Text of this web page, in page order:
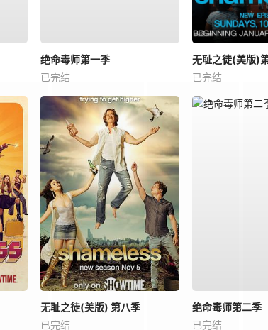
绝命毒师第一季
已完结
无耻之徒(美版)
已完结
无耻之徒(美版) 第八季
已完结
绝命毒师第二季
已完结